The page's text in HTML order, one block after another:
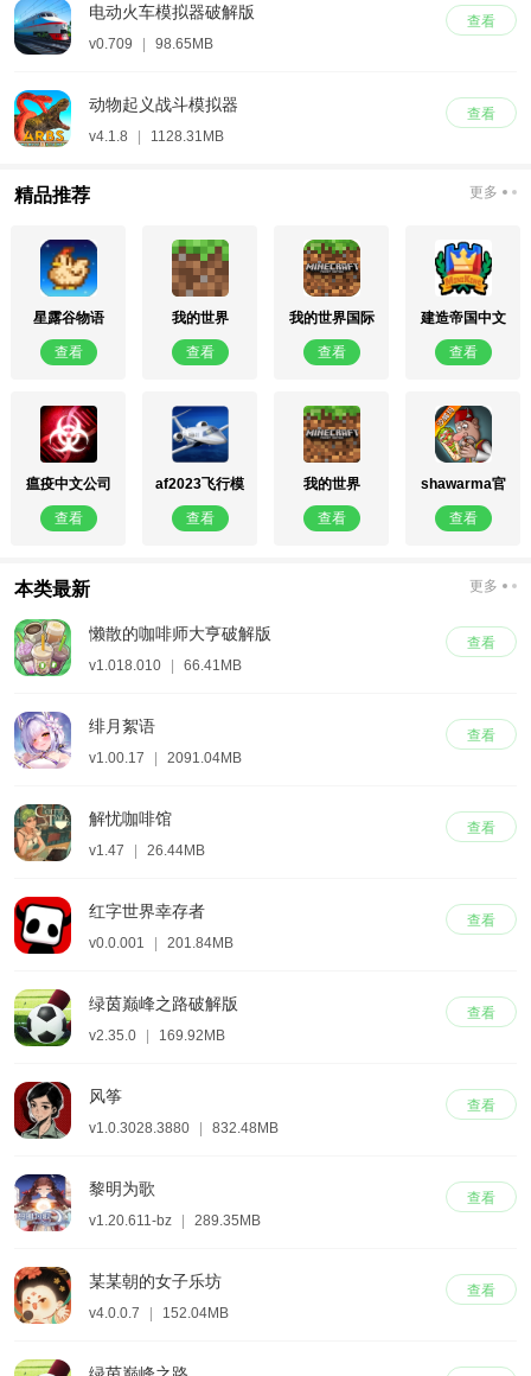
查看
电动火车模拟器破解版
v0.709 | 98.65MB
查看
动物起义战斗模拟器
v4.1.8 | 1128.31MB
精品推荐 更多
星露谷物语
1.6.9手机版
查看
我的世界
1.21.5
查看
我的世界国际
服(Minecraft)
查看
建造帝国中文
版
查看
瘟疫中文公司
查看
af2023飞行模
拟器
查看
我的世界
0.15.4
查看
shawarma官
方正版
查看
本类最新 更多
查看
懒散的咖啡师大亨破解版
v1.018.010 | 66.41MB
查看
绯月絮语
v1.00.17 | 2091.04MB
查看
解忧咖啡馆
v1.47 | 26.44MB
查看
红字世界幸存者
v0.0.001 | 201.84MB
查看
绿茵巅峰之路破解版
v2.35.0 | 169.92MB
查看
风筝
v1.0.3028.3880 | 832.48MB
查看
黎明为歌
v1.20.611-bz | 289.35MB
查看
某某朝的女子乐坊
v4.0.0.7 | 152.04MB